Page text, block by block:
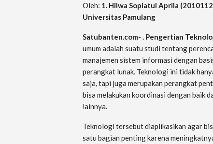
Oleh: 1. Hilwa Sopiatul Aprila
Universitas Pamulang
Satubanten.com- . Pengertian
umum adalah suatu studi tentang
manajemen sistem informasi dengan
perangkat lunak. Teknologi ini tidak
saja, tapi juga merupakan perangkat
bisa melakukan koordinasi dengan baik
lainnya.
Teknologi tersebut diaplikasikan agar
satu bagian penting karena